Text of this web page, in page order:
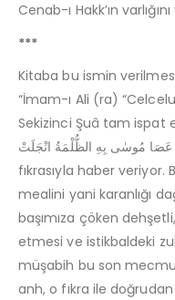
Cenab-ı Hakk’ın
***
Kitaba bu ismin
“İmam-ı Ali (ra)
Sekizinci Şuâ tam ispat
مُوسٰى بِهِ الظُّلْمَةُ انْجَلَتْ
fıkrasıyla haber
mealini yani karanlığı
başımıza çöken
etmesi ve istikbaldeki
müşabih bu son
anh, o fıkra ile